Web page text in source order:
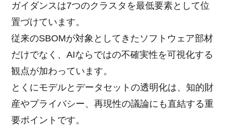
ガイダンスは7つのクラスタを最低要素として位
置づけています。
従来のSBOMが対象としてきたソフトウェア部材
だけでなく、AIならではの不確実性を可視化する
観点が加わっています。
とくにモデルとデータセットの透明化は、知的財
産やプライバシー、再現性の議論にも直結する重
要ポイントです。